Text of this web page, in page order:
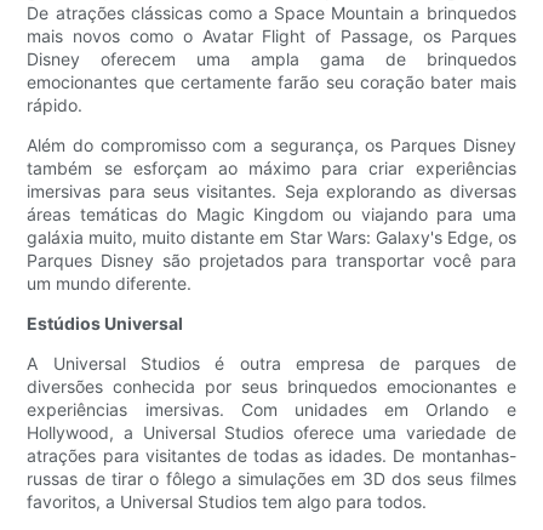
De atrações clássicas como a Space Mountain a brinquedos
mais novos como o Avatar Flight of Passage, os Parques
Disney oferecem uma ampla gama de brinquedos
emocionantes que certamente farão seu coração bater mais
rápido.
Além do compromisso com a segurança, os Parques Disney
também se esforçam ao máximo para criar experiências
imersivas para seus visitantes. Seja explorando as diversas
áreas temáticas do Magic Kingdom ou viajando para uma
galáxia muito, muito distante em Star Wars: Galaxy's Edge, os
Parques Disney são projetados para transportar você para
um mundo diferente.
Estúdios Universal
A Universal Studios é outra empresa de parques de
diversões conhecida por seus brinquedos emocionantes e
experiências imersivas. Com unidades em Orlando e
Hollywood, a Universal Studios oferece uma variedade de
atrações para visitantes de todas as idades. De montanhas-
russas de tirar o fôlego a simulações em 3D dos seus filmes
favoritos, a Universal Studios tem algo para todos.